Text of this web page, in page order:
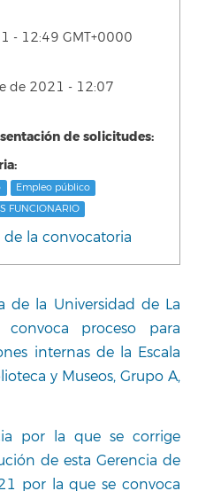
- 12:49 GMT+0000
de 2021 - 12:07
de solicitudes:
Empleo público
FUNCIONARIO
la convocatoria
de la Universidad de La
proceso para
internas de la Escala
y Museos, Grupo A,
por la que se corrige
de esta Gerencia de
por la que se convoca